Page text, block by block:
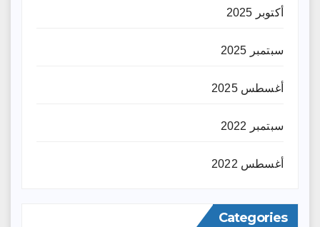
أكتوبر 2025
سبتمبر 2025
أغسطس 2025
سبتمبر 2022
أغسطس 2022
Categories